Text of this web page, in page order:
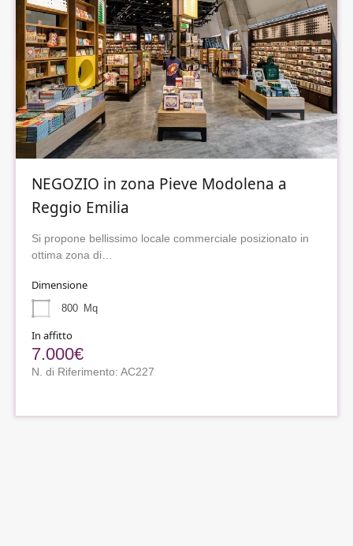
NEGOZIO in zona Pieve Modolena a
Reggio Emilia
Si propone bellissimo locale commerciale posizionato in
ottima zona di…
Dimensione
800 Mq
In affitto
7.000€
N. di Riferimento: AC227